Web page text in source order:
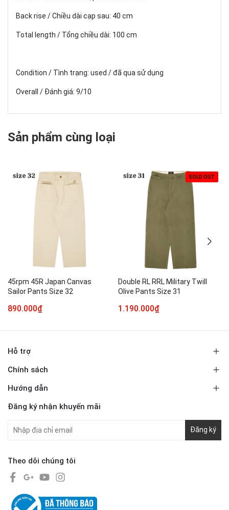
Back rise / Chiều dài cạp sau: 40 cm
Total length / Tổng chiều dài: 100 cm
Condition / Tình trạng: used / đã qua sử dụng
Overall / Đánh giá: 9/10
Sản phẩm cùng loại
45rpm 45R Japan Canvas
Sailor Pants Size 32
890.000₫
SOLD OUT
Double RL RRL Military Twill
Olive Pants Size 31
1.190.000₫
Hỗ trợ
Chính sách
Hướng dẫn
Đăng ký nhận khuyến mãi
Đăng ký
Theo dõi chúng tôi